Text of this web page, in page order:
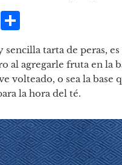
WhatsApp
sencilla tarta de peras,
al agregarle fruta en la
volteado, o sea la base
la hora del té.